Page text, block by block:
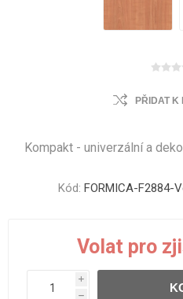
PŘIDAT K
Kompakt - univerzální a
Kód: FORMICA-F2884-
Volat pro
i
h